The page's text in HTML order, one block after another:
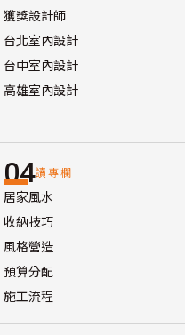
獲獎設計師
台北室內設計
台中室內設計
高雄室內設計
04讀專欄
居家風水
收納技巧
風格營造
預算分配
施工流程